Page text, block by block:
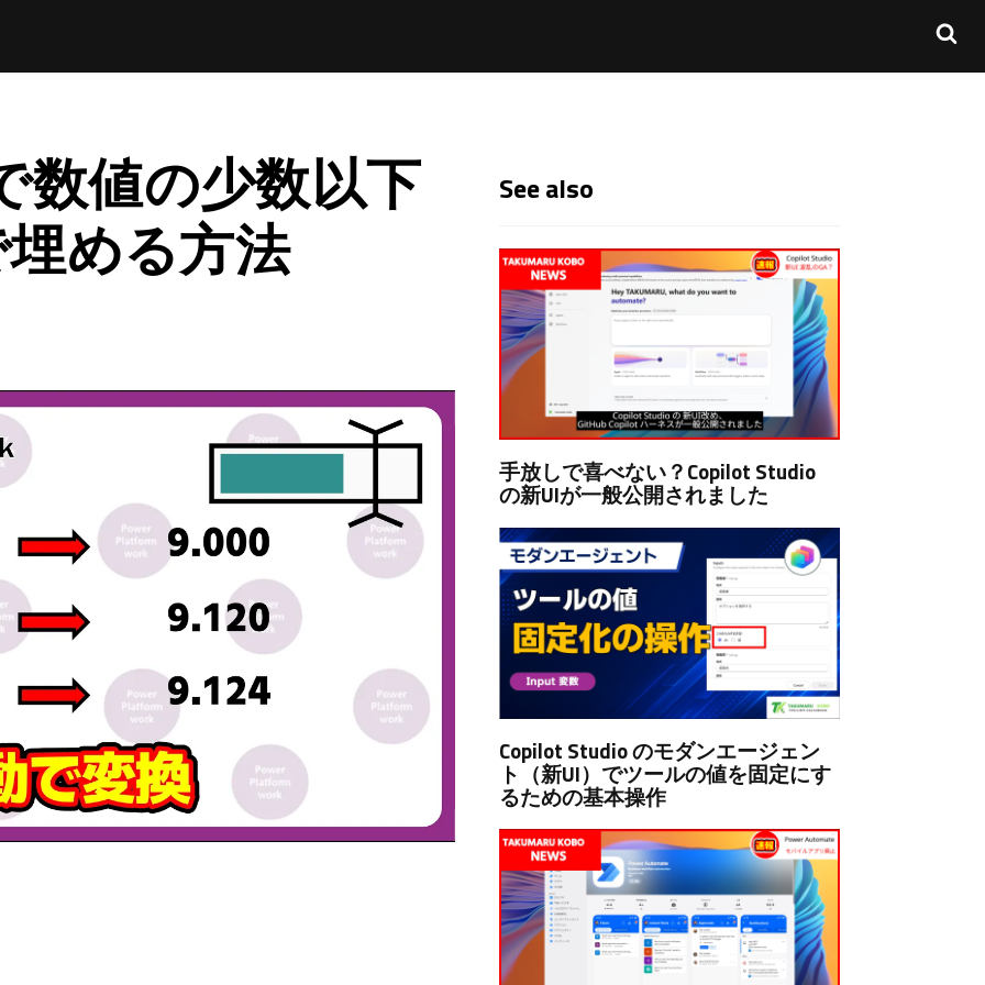
数値の少数以下
める方法
See also
手放しで喜べない？Copilot Studio
の新UIが一般公開されました
Copilot Studio のモダンエージェン
ト（新UI）でツールの値を固定にす
るための基本操作